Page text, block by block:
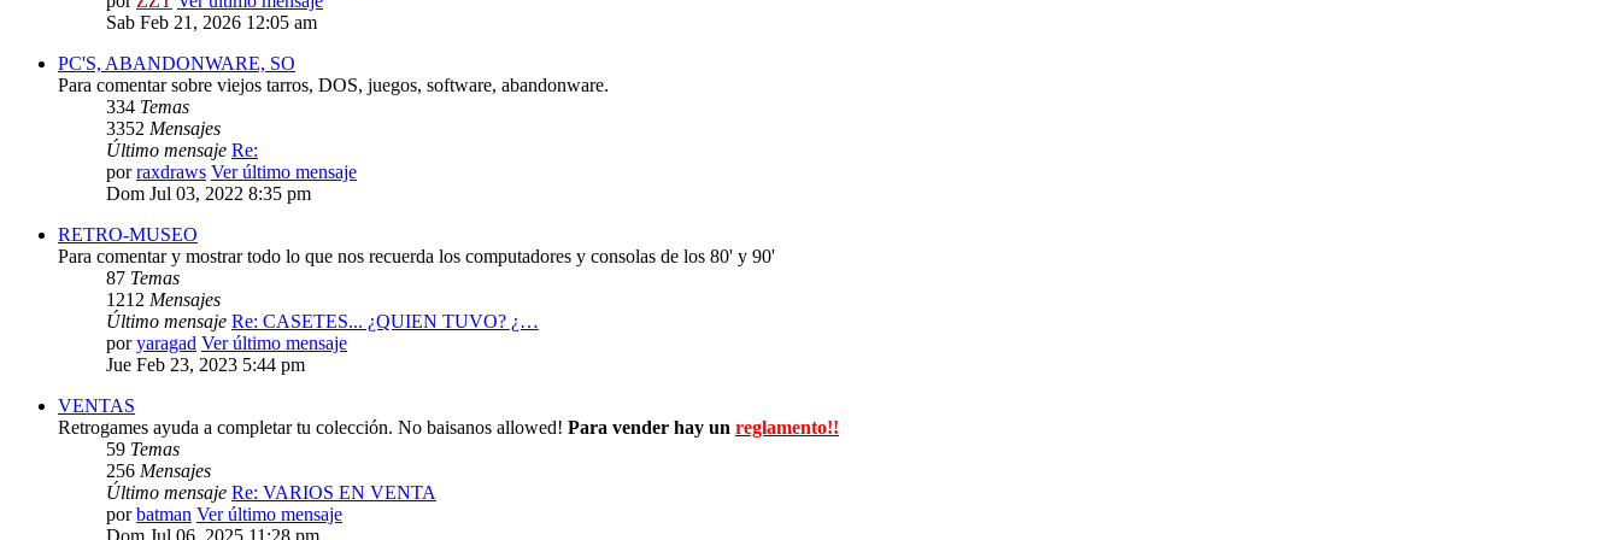
Sab Feb 21, 2026 12:05 am
PC'S, ABANDONWARE, SO
Para comentar sobre viejos tarros, DOS, juegos, software, abandonware.
334 Temas
3352 Mensajes
Último mensaje Re:
porraxdraws Ver último mensaje
Dom Jul 03, 2022 8:35 pm
RETRO-MUSEO
Para comentar y mostrar todo lo que nos recuerda los computadores y consolas de los 80' y 90'
87 Temas
1212 Mensajes
Último mensaje Re: CASETES... ¿QUIEN TUVO? ¿…
poryaragad Ver último mensaje
Jue Feb 23, 2023 5:44 pm
VENTAS
Retrogames ayuda a completar tu colección. No baisanos allowed! Para vender hay un reglamento!!
59 Temas
256 Mensajes
Último mensaje Re: VARIOS EN VENTA
porbatman Ver último mensaje